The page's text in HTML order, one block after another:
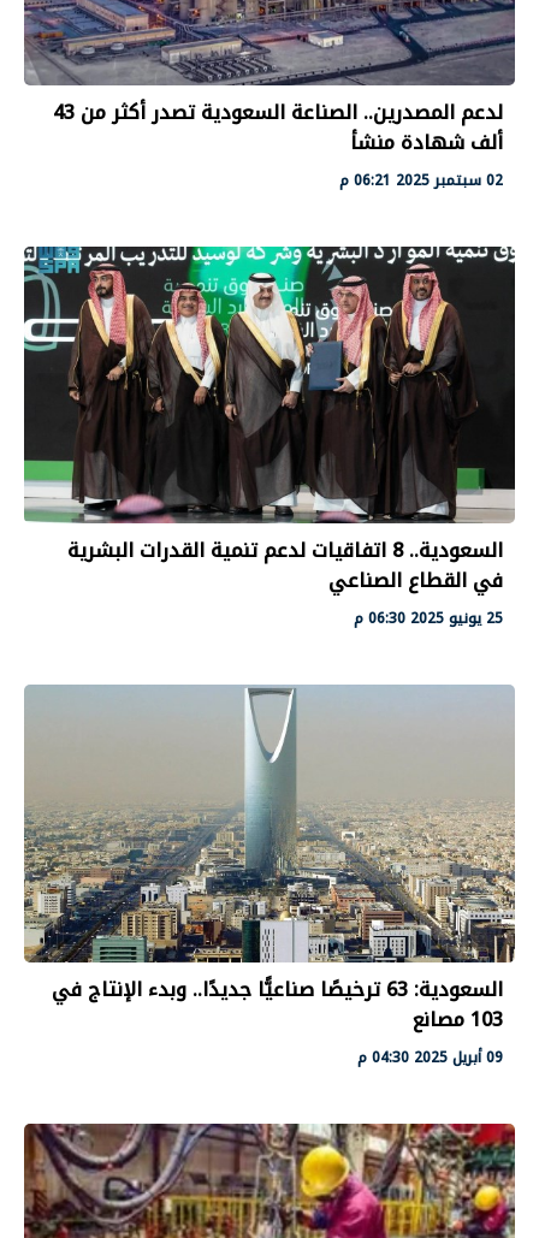
لدعم المصدرين.. الصناعة السعودية تصدر أكثر من 43
ألف شهادة منشأ
02 سبتمبر 2025 06:21 م
السعودية.. 8 اتفاقيات لدعم تنمية القدرات البشرية
في القطاع الصناعي
25 يونيو 2025 06:30 م
السعودية: 63 ترخيصًا صناعيًّا جديدًا.. وبدء الإنتاج في
103 مصانع
09 أبريل 2025 04:30 م